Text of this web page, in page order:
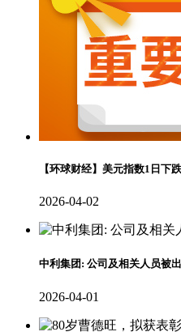
【环球财经】美元指数1日下跌
2026-04-02
中利集团: 公司及相关人员被
2026-04-01